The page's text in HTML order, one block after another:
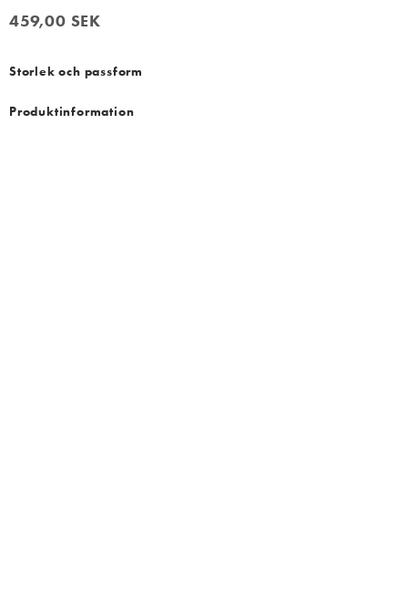
459,00 SEK
459,00 SEK
Storlek och passform
Produktinformation